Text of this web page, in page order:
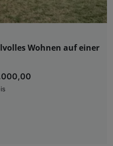
Wohnen auf einer